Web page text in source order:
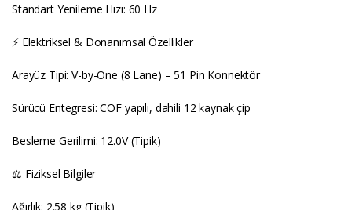
Standart Yenileme Hızı: 60 Hz
⚡ Elektriksel & Donanımsal Özellikler
Arayüz Tipi: V-by-One (8 Lane) – 51 Pin Konnektör
Sürücü Entegresi: COF yapılı, dahili 12 kaynak çip
Besleme Gerilimi: 12.0V (Tipik)
⚖️ Fiziksel Bilgiler
Ağırlık: 2.58 kg (Tipik)